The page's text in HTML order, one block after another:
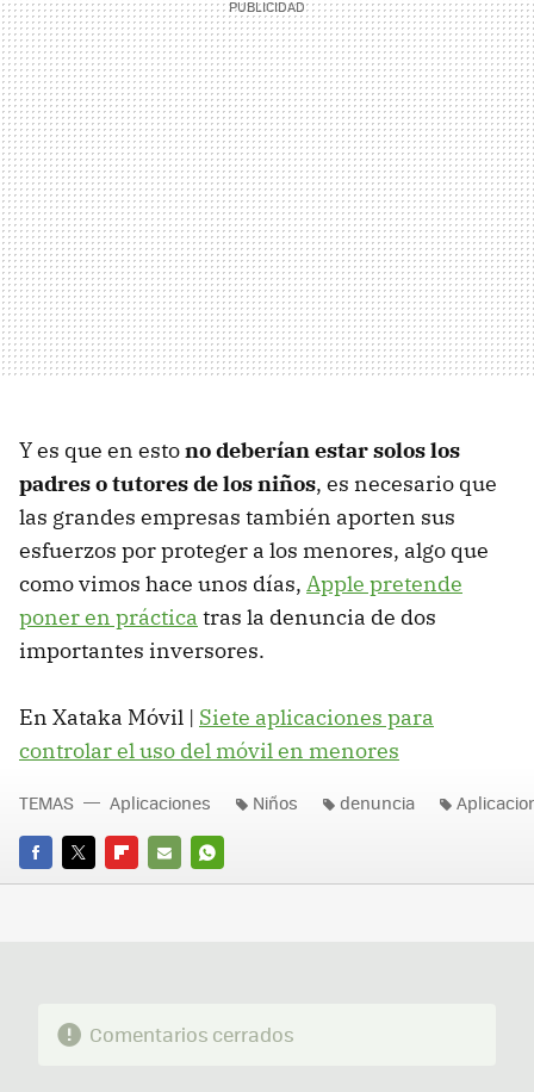
Y es que en estono deberían estar solos los
padres o tutores de los niños, es necesario que
las grandes empresas también aporten sus
esfuerzos por proteger a los menores, algo que
como vimos hace unos días, Apple pretende
poner en práctica tras la denuncia de dos
importantes inversores.
En Xataka Móvil | Siete aplicaciones para
controlar el uso del móvil en menores
FACEBOOK
TWITTERFLIPBOARD
E-
WHATSAPP
TEMAS Aplicaciones Niños denuncia
Comentarios cerrados